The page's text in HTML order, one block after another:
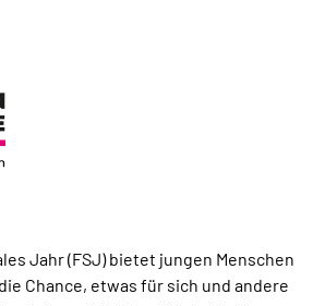
Jahr (FSJ) bietet jungen Menschen
Chance, etwas für sich und andere